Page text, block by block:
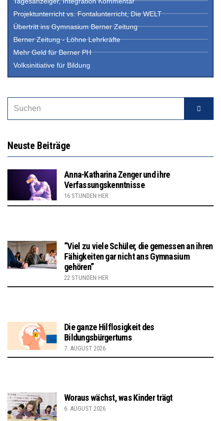
Projektunterricht vs. Fontalunterricht, Die WELT
Übertritt ins Gymnasium Berner Zeitung
Berner Zeitung - Löhne Lehrkräfte
Mehr Geld für Berner PH
Volksinitiative für Bildung
Neuste Beiträge
Anna-Katharina Zenger und ihre
Verfassungskenntnisse
16 STUNDEN HER
“Viel zu viele Schüler, die gemessen an ihren
Fähigkeiten gar nicht ans Gymnasium
gehören”
22 STUNDEN HER
Die ganze Hilflosigkeit des
Bildungsbürgertums
7. AUGUST 2026
Woraus wächst, was Kinder trägt
6. AUGUST 2026